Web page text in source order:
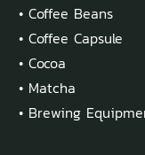
• Coffee Beans
• Coffee Capsule
• Cocoa
• Matcha
• Brewing